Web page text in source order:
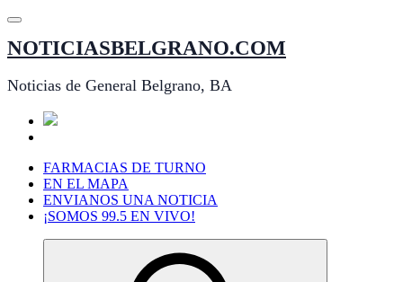
Saltar
contenido
NOTICIASBELGRANO.COM
Noticias de General Belgrano, BA
FARMACIAS DE TURNO
EN EL MAPA
ENVIANOS UNA NOTICIA
¡SOMOS 99.5 EN VIVO!